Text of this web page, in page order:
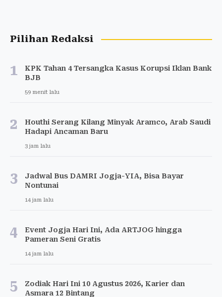
Pilihan Redaksi
1
KPK Tahan 4 Tersangka Kasus Korupsi Iklan Bank
BJB
59 menit lalu
2
Houthi Serang Kilang Minyak Aramco, Arab Saudi
Hadapi Ancaman Baru
3 jam lalu
3
Jadwal Bus DAMRI Jogja-YIA, Bisa Bayar
Nontunai
14 jam lalu
4
Event Jogja Hari Ini, Ada ARTJOG hingga
Pameran Seni Gratis
14 jam lalu
5
Zodiak Hari Ini 10 Agustus 2026, Karier dan
Asmara 12 Bintang